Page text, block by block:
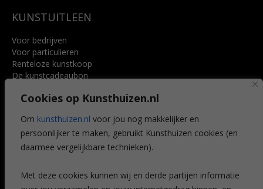
Cookies op Kunsthuizen.nl
Om kunsthuizen.nl voor jou nog makkelijker en
persoonlijker te maken, gebruikt Kunsthuizen cookies (en
daarmee vergelijkbare technieken).
Met deze cookies kunnen wij en derde partijen informatie
KUNSTUITLEEN
Voor bedrijven
Voor particulieren
Renteloze kunstkoop
De kunstcadeaubon
Voordelen
Veelgestelde vragen
CONTACT
Leiden